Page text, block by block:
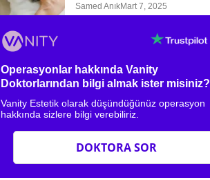
Samed AnıkMart 7, 2025
Operasyonlar hakkında Vanity
Doktorlarından bilgi almak ister misiniz?
Vanity Estetik olarak düşündüğünüz operasyon
hakkında sizlere bilgi verebiliriz.
DOKTORA SOR